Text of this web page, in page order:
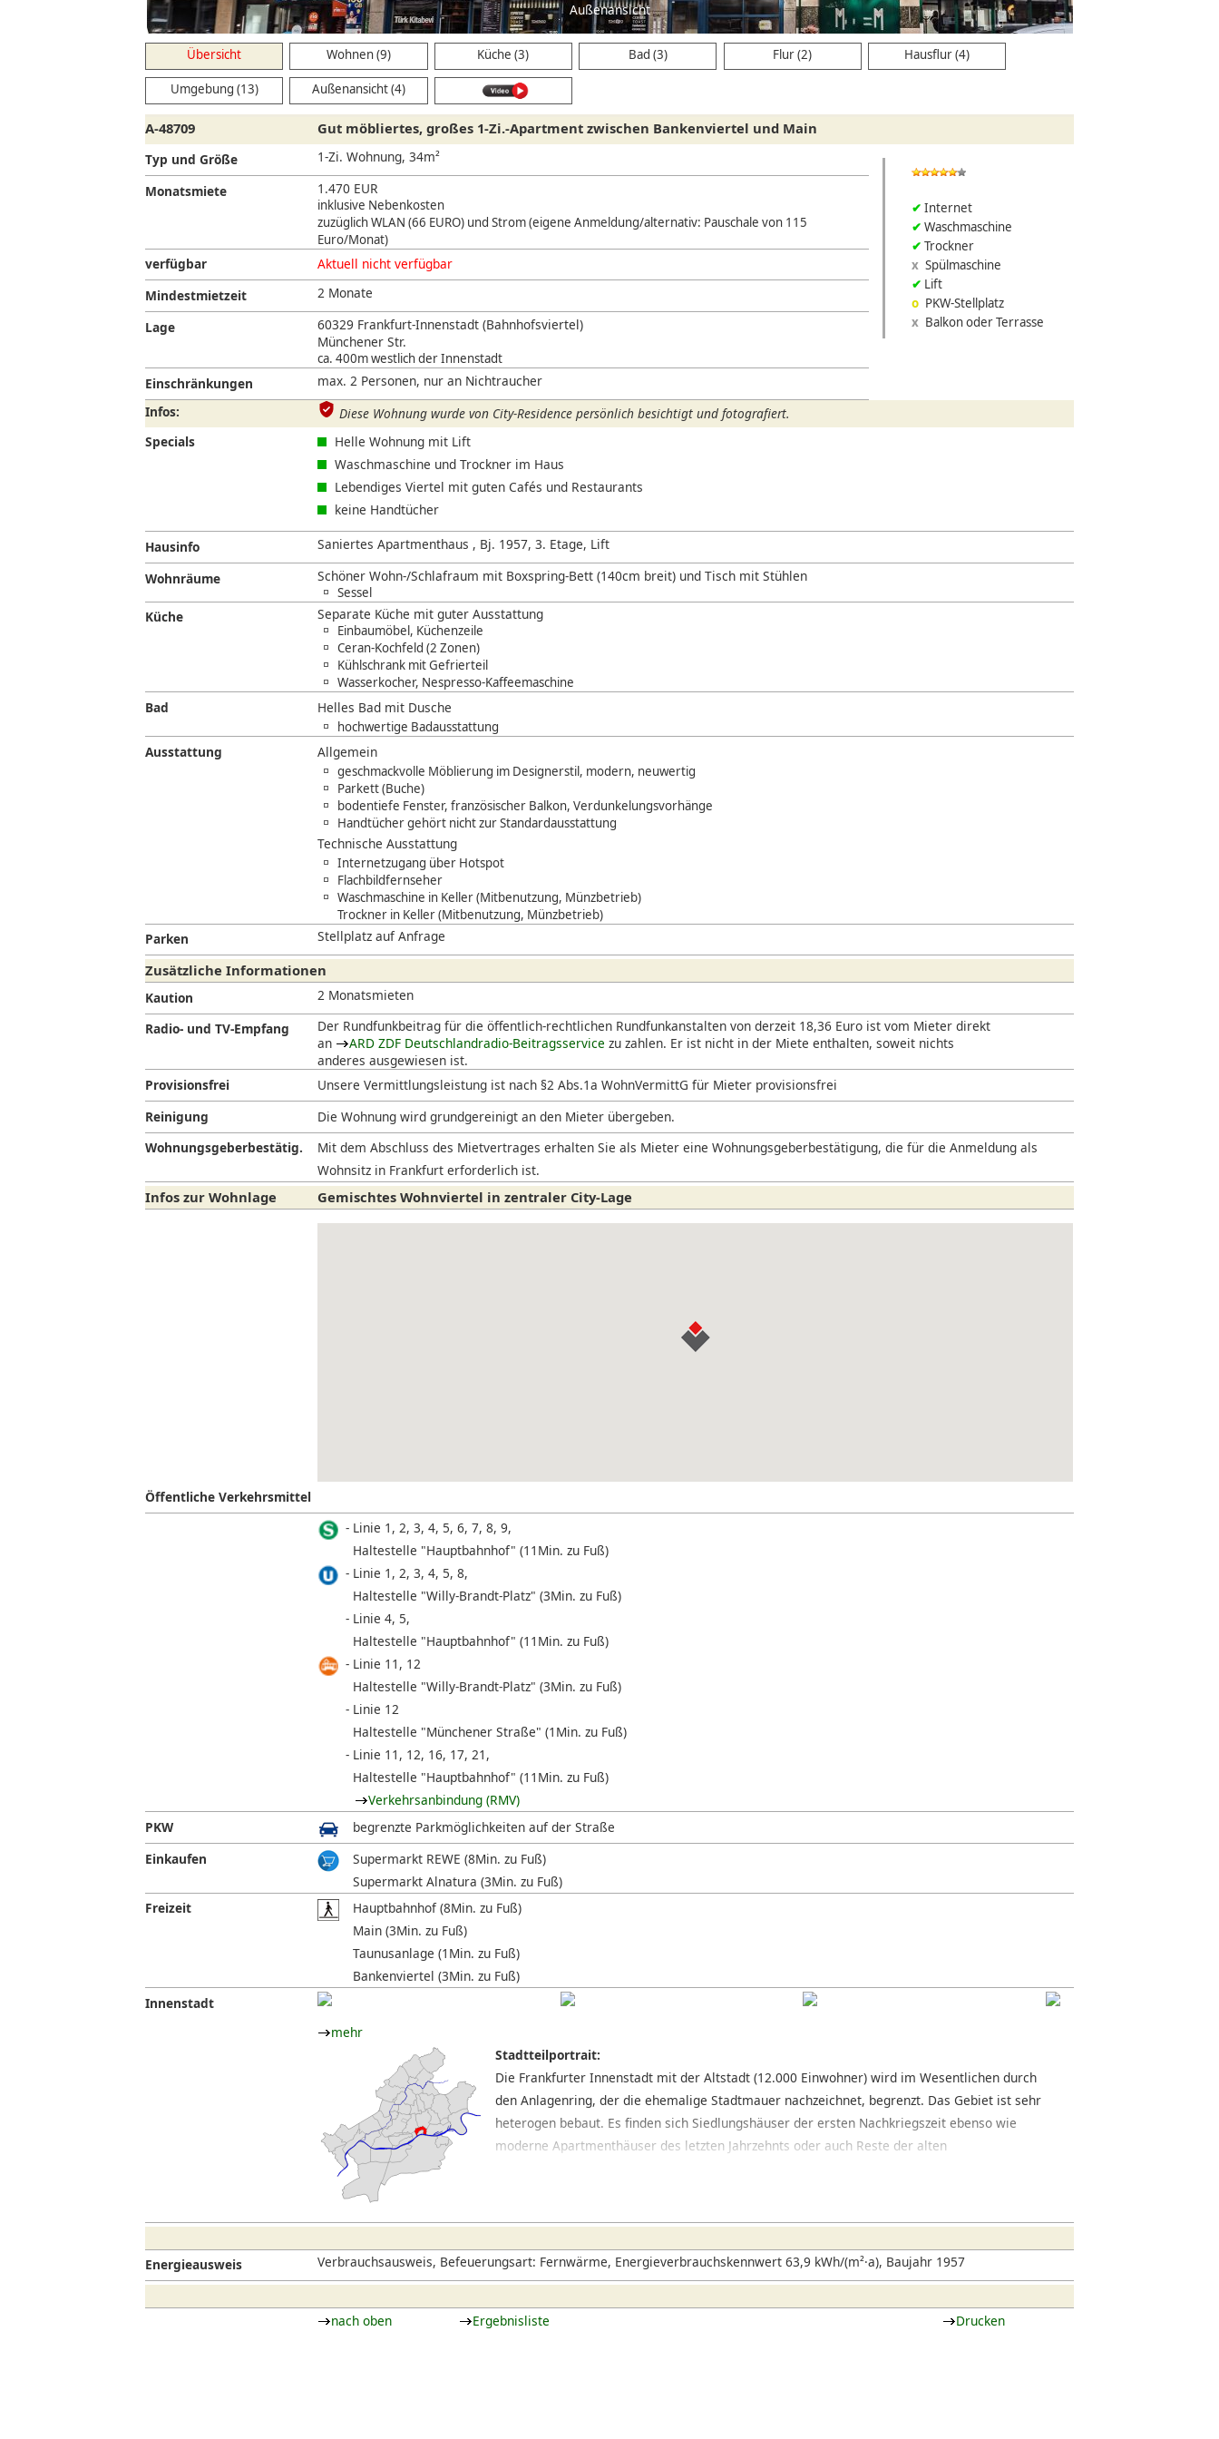
Außenansicht
Übersicht Wohnen (9) Küche (3) Bad (3) Flur (2) Hausflur (4)
Umgebung (13) Außenansicht (4)
A-48709 Gut möbliertes, großes 1-Zi.-Apartment zwischen Bankenviertel und Main
Internet
Waschmaschine
Trockner
Spülmaschine
Lift
PKW-Stellplatz
Balkon oder Terrasse
Typ und Größe
1-Zi. Wohnung, 34m²
Monatsmiete
1.470 EUR
inklusive Nebenkosten
zuzüglich WLAN (66 EURO) und Strom (eigene Anmeldung/alternativ: Pauschale von 115
Euro/Monat)
verfügbar
Aktuell nicht verfügbar
Mindestmietzeit
2 Monate
Lage
60329 Frankfurt-Innenstadt (Bahnhofsviertel)
Münchener Str.
ca. 400m westlich der Innenstadt
Einschränkungen
max. 2 Personen, nur an Nichtraucher
Infos:
Diese Wohnung wurde von City-Residence persönlich besichtigt und fotografiert.
Specials
Helle Wohnung mit Lift
Waschmaschine und Trockner im Haus
Lebendiges Viertel mit guten Cafés und Restaurants
keine Handtücher
Hausinfo
Saniertes Apartmenthaus , Bj. 1957, 3. Etage, Lift
Wohnräume
Schöner Wohn-/Schlafraum mit Boxspring-Bett (140cm breit) und Tisch mit Stühlen
Sessel
Küche Separate Küche mit guter Ausstattung
Einbaumöbel, Küchenzeile
Ceran-Kochfeld (2 Zonen)
Kühlschrank mit Gefrierteil
Wasserkocher, Nespresso-Kaffeemaschine
Bad Helles Bad mit Dusche
hochwertige Badausstattung
Ausstattung Allgemein
geschmackvolle Möblierung im Designerstil, modern, neuwertig
Parkett (Buche)
bodentiefe Fenster, französischer Balkon, Verdunkelungsvorhänge
Handtücher gehört nicht zur Standardausstattung
Technische Ausstattung
Internetzugang über Hotspot
Flachbildfernseher
Waschmaschine in Keller (Mitbenutzung, Münzbetrieb)
Trockner in Keller (Mitbenutzung, Münzbetrieb)
Parken Stellplatz auf Anfrage
Zusätzliche Informationen
Kaution
2 Monatsmieten
Radio- und TV-Empfang
Der Rundfunkbeitrag für die öffentlich-rechtlichen Rundfunkanstalten von derzeit 18,36 Euro ist vom Mieter direkt
an
ARD ZDF Deutschlandradio-Beitragsservice zu zahlen. Er ist nicht in der Miete enthalten, soweit nichts
anderes ausgewiesen ist.
Provisionsfrei
Unsere Vermittlungsleistung ist nach §2 Abs.1a WohnVermittG für Mieter provisionsfrei
Reinigung
Die Wohnung wird grundgereinigt an den Mieter übergeben.
Wohnungsgeberbestätig.
Mit dem Abschluss des Mietvertrages erhalten Sie als Mieter eine Wohnungsgeberbestätigung, die für die Anmeldung als
Wohnsitz in Frankfurt erforderlich ist.
Infos zur Wohnlage Gemischtes Wohnviertel in zentraler City-Lage
Öffentliche Verkehrsmittel
Linie 1, 2, 3, 4, 5, 6, 7, 8, 9,
Haltestelle "Hauptbahnhof" (11Min. zu Fuß)
Linie 1, 2, 3, 4, 5, 8,
Haltestelle "Willy-Brandt-Platz" (3Min. zu Fuß)
Linie 4, 5,
Haltestelle "Hauptbahnhof" (11Min. zu Fuß)
Linie 11, 12
Haltestelle "Willy-Brandt-Platz" (3Min. zu Fuß)
Linie 12
Haltestelle "Münchener Straße" (1Min. zu Fuß)
Linie 11, 12, 16, 17, 21,
Haltestelle "Hauptbahnhof" (11Min. zu Fuß)
Verkehrsanbindung (RMV)
PKW
begrenzte Parkmöglichkeiten auf der Straße
Einkaufen
Supermarkt REWE (8Min. zu Fuß)
Supermarkt Alnatura (3Min. zu Fuß)
Freizeit
Hauptbahnhof (8Min. zu Fuß)
Main (3Min. zu Fuß)
Taunusanlage (1Min. zu Fuß)
Bankenviertel (3Min. zu Fuß)
Innenstadt
mehr
Stadtteilportrait:
Die Frankfurter Innenstadt mit der Altstadt (12.000 Einwohner) wird im Wesentlichen durch
den Anlagenring, der die ehemalige Stadtmauer nachzeichnet, begrenzt. Das Gebiet ist sehr
heterogen bebaut. Es finden sich Siedlungshäuser der ersten Nachkriegszeit ebenso wie
moderne Apartmenthäuser des letzten Jahrzehnts oder auch Reste der alten
haben.
Energieausweis Verbrauchsausweis, Befeuerungsart: Fernwärme, Energieverbrauchskennwert 63,9 kWh/(m²·a), Baujahr 1957
nach oben Ergebnisliste Drucken